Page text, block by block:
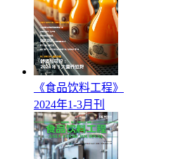
《食品饮料工程》
2024年1-3月刊